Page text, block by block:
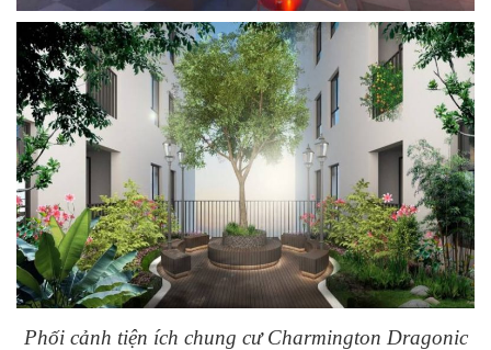
Phối cảnh tiện ích chung cư Charmington Dragonic